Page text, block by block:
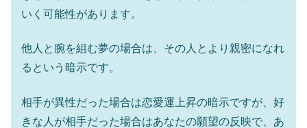
いく可能性があります。
他人と腕を組む夢の場合は、その人とより親密になれ
るという暗示です。
相手が異性だった場合は恋愛運上昇の暗示ですが、好
きな人が相手だった場合はあなたの願望の反映で、あ